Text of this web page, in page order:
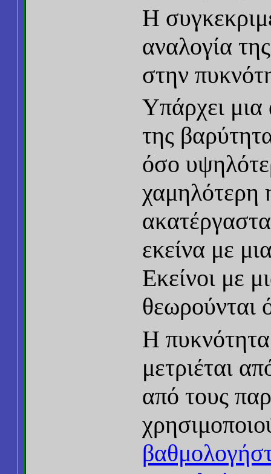
Η
αναλογία
στην
Υπάρχει
της
όσο
χαμηλότερη
ακατέργαστα
εκείνα με
Εκείνοι με
θεωρούνται
Η
μετριέται
από τους